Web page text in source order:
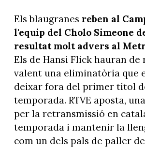
Els blaugranes reben al
l'equip del Cholo Simeone
resultat molt advers al
Els de Hansi Flick hauran
valent una eliminatòria que
deixar fora del primer títol
temporada. RTVE aposta,
per la retransmissió en
temporada i mantenir la
com un dels pals de paller